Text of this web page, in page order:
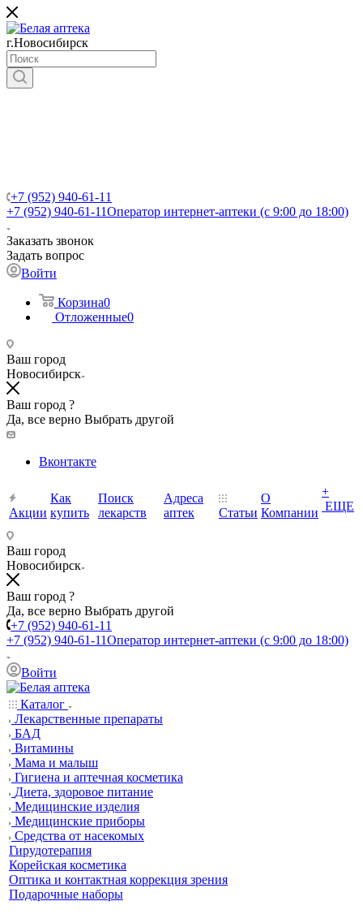
г.Новосибирск
+7 (952) 940-61-11
+7 (952) 940-61-11Оператор интернет-аптеки (с 9:00 до 18:00)
Заказать звонок
Задать вопрос
Войти
Корзина0
Отложенные0
Ваш город
Новосибирск
Ваш город ?
Да, все верно Выбрать другой
Вконтакте
Акции
Как
купить
Поиск
лекарств
Адреса
аптек
Статьи
О
Компании
+
ЕЩЕ
Ваш город
Новосибирск
Ваш город ?
Да, все верно Выбрать другой
+7 (952) 940-61-11
+7 (952) 940-61-11Оператор интернет-аптеки (с 9:00 до 18:00)
Войти
Каталог
Лекарственные препараты
БАД
Витамины
Мама и малыш
Гигиена и аптечная косметика
Диета, здоровое питание
Медицинские изделия
Медицинские приборы
Средства от насекомых
Гирудотерапия
Корейская косметика
Оптика и контактная коррекция зрения
Подарочные наборы